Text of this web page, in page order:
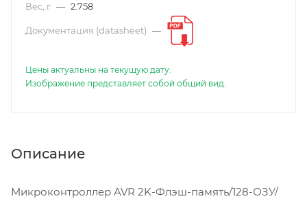
Вес, г — 2.758
Документация (datasheet) —
Цены актуальны на текущую дату.
Изображение представляет собой общий вид.
Описание
Микроконтроллер AVR 2K-Флэш-память/128-ОЗУ/